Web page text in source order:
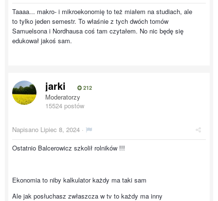
Taaaa... makro- i mikroekonomię to też miałem na studiach, ale
to tylko jeden semestr. To właśnie z tych dwóch tomów
Samuelsona i Nordhausa coś tam czytałem. No nic będę się
edukował jakoś sam.
jarki 212
Moderatorzy
15524 postów
Napisano Lipiec 8, 2024 ·
Ostatnio Balcerowicz szkolił rolników !!!
Ekonomia to niby kalkulator każdy ma taki sam
Ale jak posłuchasz zwłaszcza w tv to każdy ma inny